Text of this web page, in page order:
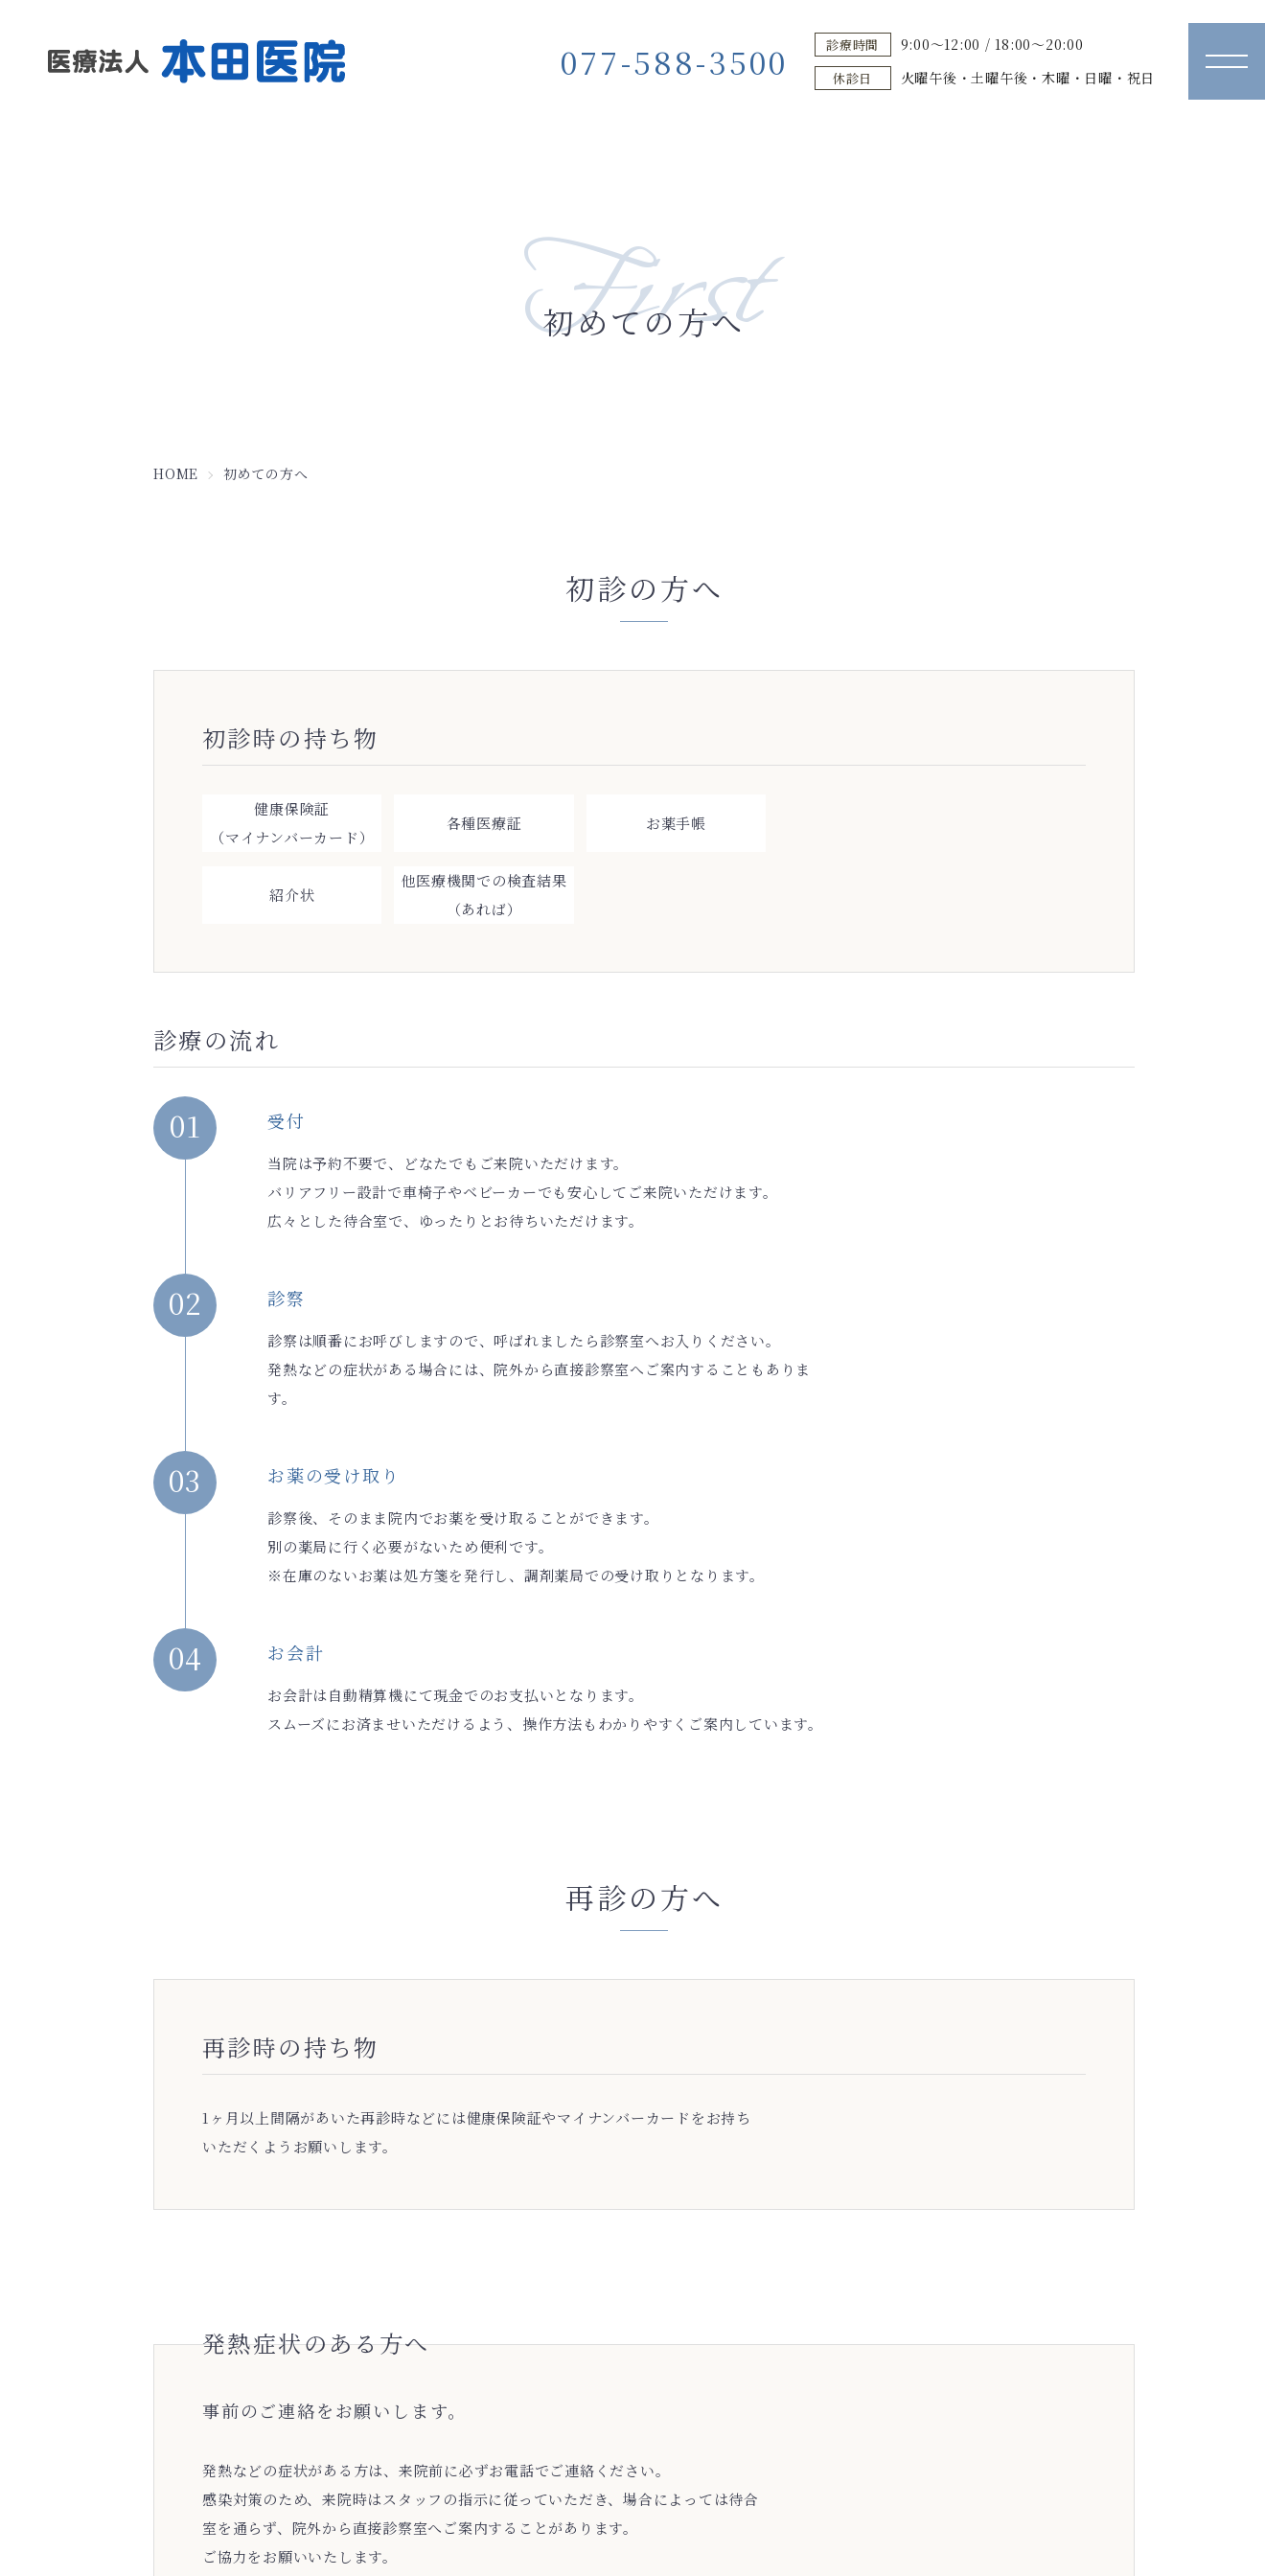
077-588-3500 診療時間 9:00～12:00 / 18:00～20:00
休診日 火曜午後・土曜午後・木曜・日曜・祝日
初めての方へ
First
HOME 初めての方へ
初診の方へ
初診時の持ち物
健康保険証
（マイナンバーカード）
各種医療証 お薬手帳
紹介状
他医療機関での検査結果
（あれば）
診療の流れ
01 受付
当院は予約不要で、どなたでもご来院いただけます。
バリアフリー設計で車椅子やベビーカーでも安心してご来院いただけます。
広々とした待合室で、ゆったりとお待ちいただけます。
02 診察
診察は順番にお呼びしますので、呼ばれましたら診察室へお入りください。
発熱などの症状がある場合には、院外から直接診察室へご案内することもありま
す。
03 お薬の受け取り
診察後、そのまま院内でお薬を受け取ることができます。
別の薬局に行く必要がないため便利です。
※在庫のないお薬は処方箋を発行し、調剤薬局での受け取りとなります。
04 お会計
お会計は自動精算機にて現金でのお支払いとなります。
スムーズにお済ませいただけるよう、操作方法もわかりやすくご案内しています。
再診の方へ
再診時の持ち物
1ヶ月以上間隔があいた再診時などには健康保険証やマイナンバーカードをお持ち
いただくようお願いします。
発熱症状のある方へ
事前のご連絡をお願いします。
発熱などの症状がある方は、来院前に必ずお電話でご連絡ください。
感染対策のため、来院時はスタッフの指示に従っていただき、場合によっては待合
室を通らず、院外から直接診察室へご案内することがあります。
ご協力をお願いいたします。